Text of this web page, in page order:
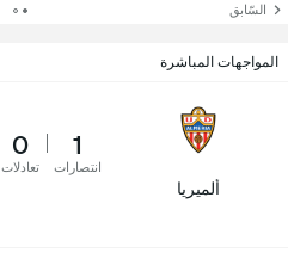
السّابق
المواجهات المباشرة
ألميريا
1
انتصارات
0
تعادلات